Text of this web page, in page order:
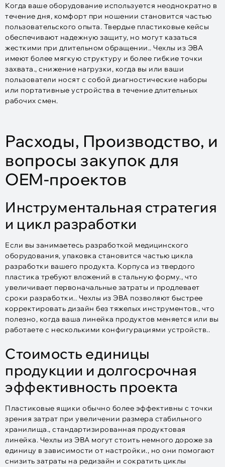
Когда ваше оборудование используется неоднократно в
течение дня, комфорт при ношении становится частью
пользовательского опыта. Твердые пластиковые кейсы
обеспечивают надежную защиту, но могут казаться
жесткими при длительном обращении.. Чехлы из ЭВА
имеют более мягкую структуру и более гибкие точки
захвата., снижение нагрузки, когда вы или ваши
пользователи носят с собой диагностические наборы
или портативные устройства в течение длительных
рабочих смен.
Расходы, Производство, и
вопросы закупок для
OEM-проектов
Инструментальная стратегия
и цикл разработки
Если вы занимаетесь разработкой медицинского
оборудования, упаковка становится частью цикла
разработки вашего продукта. Корпуса из твердого
пластика требуют вложений в стальную форму., что
увеличивает первоначальные затраты и продлевает
сроки разработки.. Чехлы из ЭВА позволяют быстрее
корректировать дизайн без тяжелых инструментов., что
полезно, когда ваша линейка продуктов меняется или вы
работаете с несколькими конфигурациями устройств..
Стоимость единицы
продукции и долгосрочная
эффективность проекта
Пластиковые ящики обычно более эффективны с точки
зрения затрат при увеличении размера стабильного
хранилища., стандартизированная продуктовая
линейка. Чехлы из ЭВА могут стоить немного дороже за
единицу в зависимости от настройки., но они помогают
снизить затраты на редизайн и сократить циклы